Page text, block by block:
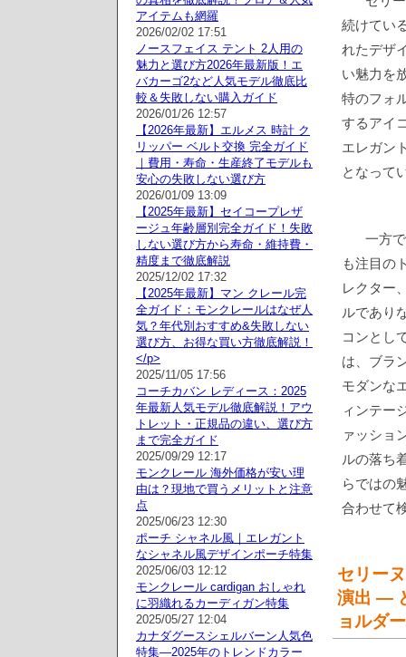
続けてい
れたデザ
い魅力を
特のフォ
するアイ
エレガン
となって
一方
も注目の
レクター
ルであり
コンとし
は、ブラ
モダンな
ィンテー
ァッショ
ルの落ち
らではの
合わせて
セリー
演出 —
ョルダ
アイテムも網羅
2026/02/02 17:51
ノースフェイス テント 2人用の
魅力と選び方2026年最新版！エ
バカーゴ2など人気モデル徹底比
較＆失敗しない購入ガイド
2026/01/26 12:57
【2026年最新】エルメス 時計 ク
リッパー ベルト交換 完全ガイド
｜費用・寿命・生産終了モデルも
安心の失敗しない選び方
2026/01/09 13:09
【2025年最新】セイコープレザ
ージュ年齢層別完全ガイド！失敗
しない選び方から寿命・維持費・
精度まで徹底解説
2025/12/02 17:32
【2025年最新】マン クレール完
全ガイド：モンクレールはなぜ人
気？年代別おすすめ&失敗しない
選び方、お得な買い方徹底解説！
</p>
2025/11/05 17:56
コーチカバン レディース：2025
年最新人気モデル徹底解説！アウ
トレット・正規品の違い、選び方
まで完全ガイド
2025/09/29 12:17
モンクレール 海外価格が安い理
由は？現地で買うメリットと注意
点
2025/06/23 12:30
ポーチ シャネル風｜エレガント
なシャネル風デザインポーチ特集
2025/06/03 12:12
モンクレール cardigan おしゃれ
に羽織れるカーディガン特集
2025/05/27 12:04
カナダグースシェルバーン人気色
特集—2025年のトレンドカラー